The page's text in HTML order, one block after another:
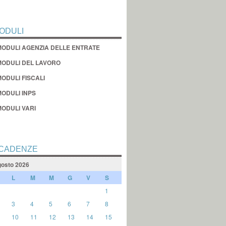
AGENZIA DELLE ENTRATE
DEL LAVORO
FISCALI
INPS
VARI
2026
L M M G V S
1
3 4 5 6 7
8
10 11 12 13 14
15